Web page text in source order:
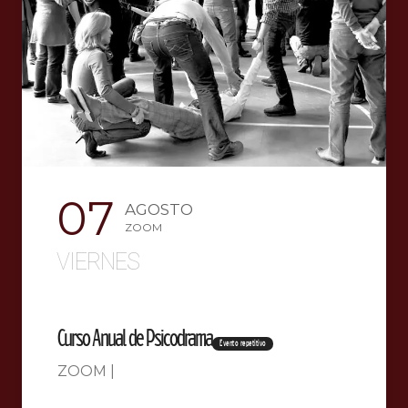
07 AGOSTO
ZOOM
VIERNES
Curso Anual de Psicodrama Evento repetitivo
ZOOM |